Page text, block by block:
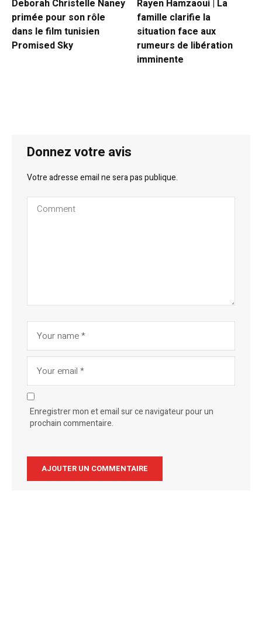
Deborah Christelle Naney
primée pour son rôle
dans le film tunisien
Promised Sky
Rayen Hamzaoui | La
famille clarifie la
situation face aux
rumeurs de libération
imminente
Donnez votre avis
Votre adresse email ne sera pas publique.
Enregistrer mon et email sur ce navigateur pour un
prochain commentaire.